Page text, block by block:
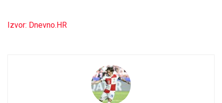
Izvor: Dnevno.HR